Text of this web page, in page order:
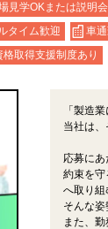
見学OKまたは説明会
タイム歓迎 車
格取得支援制度あり
「製造
当社は、
応募にあ
約束を守
へ取り組
そんな姿
また、